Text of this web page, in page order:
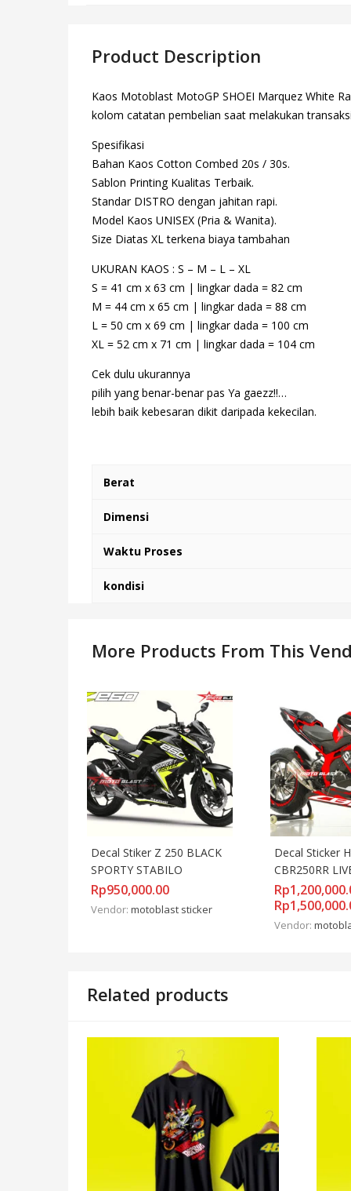
Product Description
Kaos Motoblast MotoGP SHOEI Marquez White
kolom catatan pembelian saat melakukan
Spesifikasi
Bahan Kaos Cotton Combed 20s / 30s.
Sablon Printing Kualitas Terbaik.
Standar DISTRO dengan jahitan rapi.
Model Kaos UNISEX (Pria & Wanita).
Size Diatas XL terkena biaya tambahan
UKURAN KAOS : S – M – L – XL
S = 41 cm x 63 cm | lingkar dada = 82 cm
M = 44 cm x 65 cm | lingkar dada = 88 cm
L = 50 cm x 69 cm | lingkar dada = 100 cm
XL = 52 cm x 71 cm | lingkar dada = 104 cm
Cek dulu ukurannya
pilih yang benar-benar pas Ya gaezz!!…
lebih baik kebesaran dikit daripada kekecilan.
Berat
Dimensi
Waktu Proses
kondisi
More Products From This
Decal Stiker Z 250 BLACK
SPORTY STABILO
Rp950,000.00
Vendor: motoblast sticker
Decal Sticker
CBR250RR
BLACK RED
Rp
Rp
Vendor:
Related products